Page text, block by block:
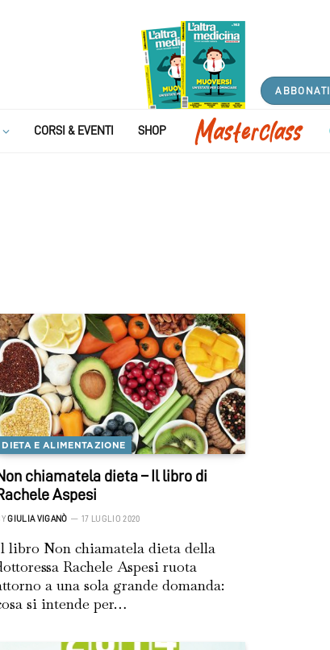
ABBONATI
CORSI & EVENTI SHOP
DIETA E ALIMENTAZIONE
chiamatela dieta – Il libro di
Aspesi
GIULIA VIGANÒ 17 LUGLIO 2020
libro Non chiamatela dieta della
Rachele Aspesi ruota
a una sola grande domanda:
si intende per…